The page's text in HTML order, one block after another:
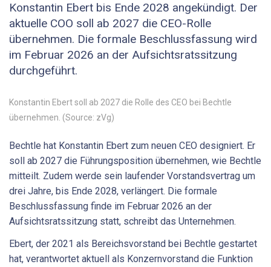
Konstantin Ebert bis Ende 2028 angekündigt. Der
aktuelle COO soll ab 2027 die CEO-Rolle
übernehmen. Die formale Beschlussfassung wird
im Februar 2026 an der Aufsichtsratssitzung
durchgeführt.
Konstantin Ebert soll ab 2027 die Rolle des CEO bei Bechtle
übernehmen. (Source: zVg)
Bechtle hat Konstantin Ebert zum neuen CEO designiert. Er
soll ab 2027 die Führungsposition übernehmen, wie Bechtle
mitteilt. Zudem werde sein laufender Vorstandsvertrag um
drei Jahre, bis Ende 2028, verlängert. Die formale
Beschlussfassung finde im Februar 2026 an der
Aufsichtsratssitzung statt, schreibt das Unternehmen.
Ebert, der 2021 als Bereichsvorstand bei Bechtle gestartet
hat, verantwortet aktuell als Konzernvorstand die Funktion